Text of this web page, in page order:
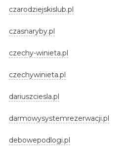
czarodziejskislub.pl
czasnaryby.pl
czechy-winieta.pl
czechywinieta.pl
dariuszciesla.pl
darmowysystemrezerwacji.pl
debowepodlogi.pl